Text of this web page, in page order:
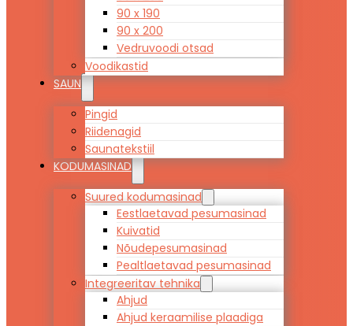
90 x 190
90 x 200
Vedruvoodi otsad
Voodikastid
SAUN
Pingid
Riidenagid
Saunatekstiil
KODUMASINAD
Suured kodumasinad
Eestlaetavad pesumasinad
Kuivatid
Nõudepesumasinad
Pealtlaetavad pesumasinad
Integreeritav tehnika
Ahjud
Ahjud keraamilise plaadiga